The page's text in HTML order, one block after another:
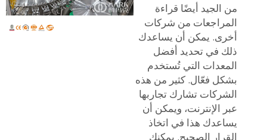
من الجيد أيضًا قراءة
المراجعات من شركات
أخرى. يمكن أن يساعدك
ذلك في تحديد أفضل
المعدات التي تُستخدم
بشكل فعّال. كثير من هذه
الشركات تشارك تجاربها
عبر الإنترنت، ويمكن أن
يساعدك هذا في اتخاذ
القرار الصحيح. يمكنك